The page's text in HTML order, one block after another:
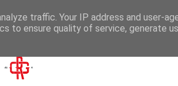
traffic. Your IP address and user-
to ensure quality of service, generate